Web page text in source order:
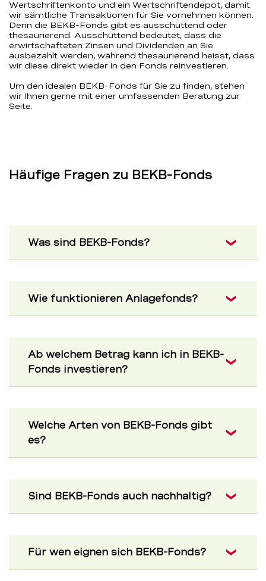
Wertschriftenkonto und ein Wertschriftendepot, damit
wir sämtliche Transaktionen für Sie vornehmen können.
Denn die BEKB-Fonds gibt es ausschüttend oder
thesaurierend. Ausschüttend bedeutet, dass die
erwirtschafteten Zinsen und Dividenden an Sie
ausbezahlt werden, während thesaurierend heisst, dass
wir diese direkt wieder in den Fonds reinvestieren.
Um den idealen BEKB-Fonds für Sie zu finden, stehen
wir Ihnen gerne mit einer umfassenden Beratung zur
Seite.
Häufige Fragen zu BEKB-Fonds
Was sind BEKB-Fonds?
Wie funktionieren Anlagefonds?
Ab welchem Betrag kann ich in BEKB-
Fonds investieren?
Welche Arten von BEKB-Fonds gibt
es?
Sind BEKB-Fonds auch nachhaltig?
Für wen eignen sich BEKB-Fonds?